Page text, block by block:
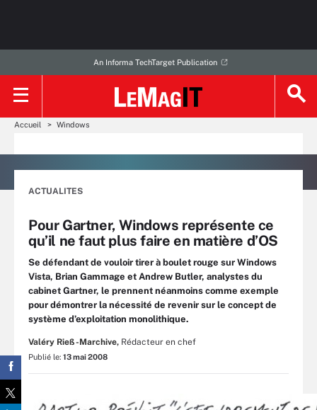
An Informa TechTarget Publication
Accueil Windows
ACTUALITES
Pour Gartner, Windows représente ce
qu’il ne faut plus faire en matière d’OS
Se défendant de vouloir tirer à boulet rouge sur Windows
Vista, Brian Gammage et Andrew Butler, analystes du
cabinet Gartner, le prennent néanmoins comme exemple
pour démontrer la nécessité de revenir sur le concept de
système d’exploitation monolithique.
Valéry Rieß-Marchive, Rédacteur en chef
Publié le: 13 mai 2008